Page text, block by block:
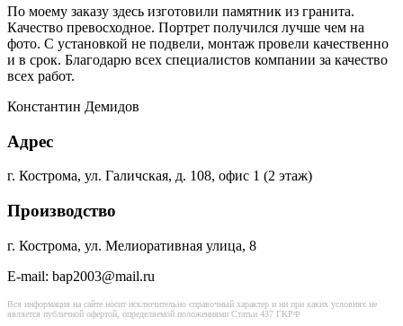
По моему заказу здесь изготовили памятник из гранита.
Качество превосходное. Портрет получился лучше чем на
фото. С установкой не подвели, монтаж провели качественно
и в срок. Благодарю всех специалистов компании за качество
всех работ.
Константин Демидов
Адрес
г. Кострома, ул. Галичская, д. 108, офис 1 (2 этаж)
Производство
г. Кострома, ул. Мелиоративная улица, 8
E-mail: bap2003@mail.ru
Вся информация на сайте носит исключительно справочный характер и ни при каких условиях не
является публичной офертой, определяемой положениями Статьи 437 ГКРФ